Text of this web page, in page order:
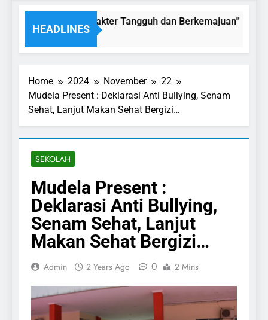
HEADLINES
MULIA “Karakter Tangguh dan Berkemajuan”
Home 2024 November
22
Mudela Present : Deklarasi Anti Bullying, Senam
Sehat, Lanjut Makan Sehat Bergizi…
SEKOLAH
Mudela Present :
Deklarasi Anti Bullying,
Senam Sehat, Lanjut
Makan Sehat Bergizi…
Admin 2 Years Ago 0 2 Mins